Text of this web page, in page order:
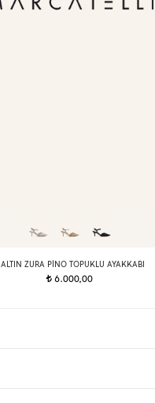
ALTIN ZURA PINO TOPUKLU AYAKKABI
t6.000,00